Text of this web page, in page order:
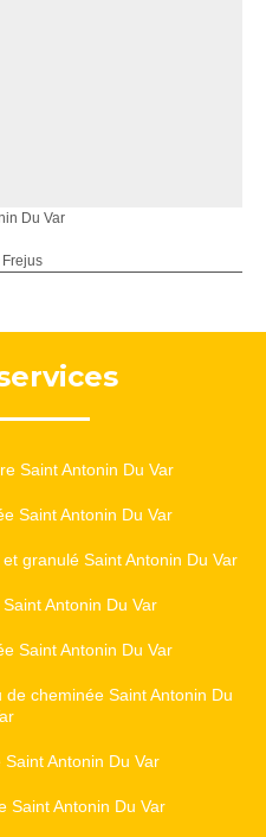
Du Var
Saint Antonin Du Var
Saint Antonin Du Var
granulé Saint Antonin Du Var
Antonin Du Var
Saint Antonin Du Var
cheminée Saint Antonin Du
Antonin Du Var
Saint Antonin Du Var